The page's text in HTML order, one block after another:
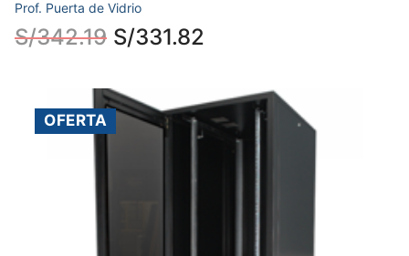
Prof. Puerta de Vidrio
S/342.19 S/331.82
OFERTA